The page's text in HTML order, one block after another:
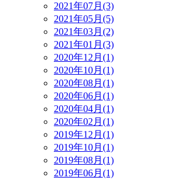
2021年07月(3)
2021年05月(5)
2021年03月(2)
2021年01月(3)
2020年12月(1)
2020年10月(1)
2020年08月(1)
2020年06月(1)
2020年04月(1)
2020年02月(1)
2019年12月(1)
2019年10月(1)
2019年08月(1)
2019年06月(1)